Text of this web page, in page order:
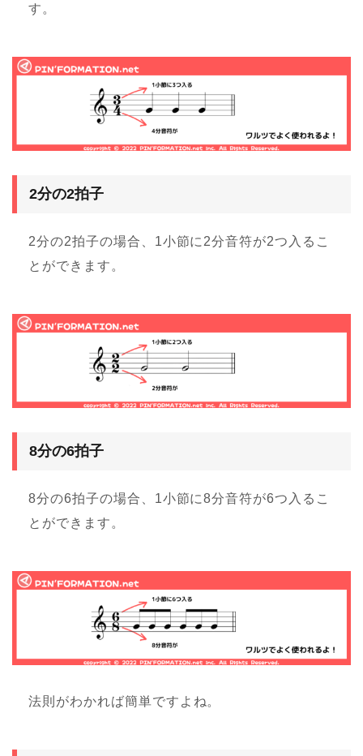
す。
2分の2拍子
2分の2拍子の場合、1小節に2分音符が2つ入るこ
とができます。
8分の6拍子
8分の6拍子の場合、1小節に8分音符が6つ入るこ
とができます。
法則がわかれば簡単ですよね。